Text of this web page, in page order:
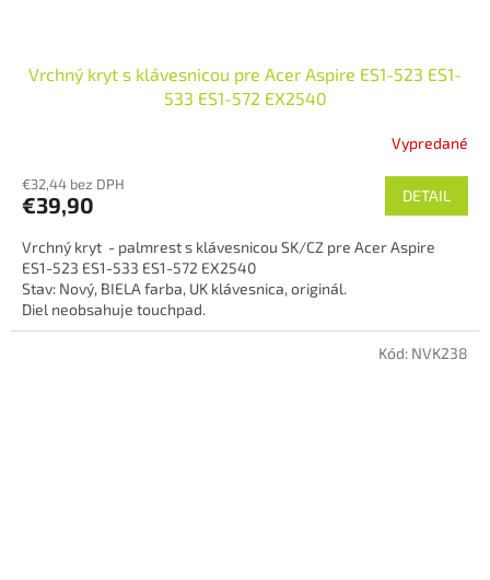
Vrchný kryt s klávesnicou pre Acer Aspire ES1-523 ES1-
533 ES1-572 EX2540
Vypredané
€32,44 bez DPH
€39,90 DETAIL
Vrchný kryt - palmrest s klávesnicou SK/CZ pre Acer Aspire
ES1-523 ES1-533 ES1-572 EX2540
Stav: Nový, BIELA farba, UK klávesnica, originál.
Diel neobsahuje touchpad.
Kód: NVK238